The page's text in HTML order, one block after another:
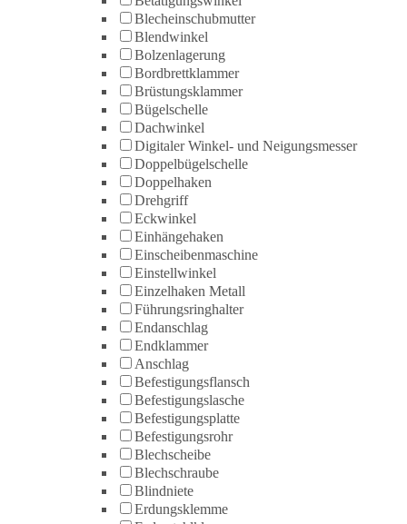
Blecheinschubmutter
Blendwinkel
Bolzenlagerung
Bordbrettklammer
Brüstungsklammer
Bügelschelle
Dachwinkel
Digitaler Winkel- und Neigungsmesser
Doppelbügelschelle
Doppelhaken
Drehgriff
Eckwinkel
Einhängehaken
Einscheibenmaschine
Einstellwinkel
Einzelhaken Metall
Führungsringhalter
Endanschlag
Endklammer
Anschlag
Befestigungsflansch
Befestigungslasche
Befestigungsplatte
Befestigungsrohr
Blechscheibe
Blechschraube
Blindniete
Erdungsklemme